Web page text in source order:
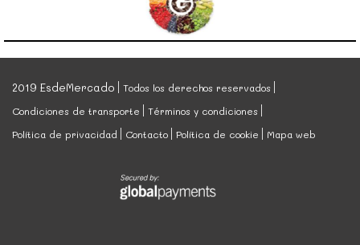
2019 EsdeMercado
Todos los derechos reservados
Condiciones de transporte
Términos y condiciones
Política de privacidad
Contacto Política de cookie Mapa web